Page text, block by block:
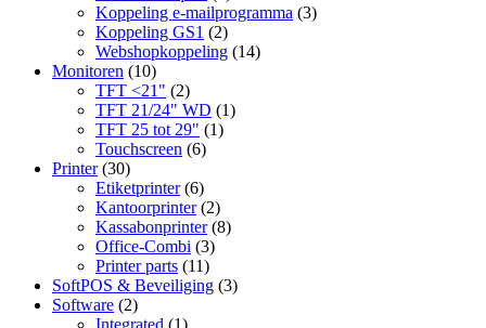
Koppeling e-mailprogramma (3)
Koppeling GS1 (2)
Webshopkoppeling (14)
Monitoren (10)
TFT <21" (2)
TFT 21/24" WD (1)
TFT 25 tot 29" (1)
Touchscreen (6)
Printer (30)
Etiketprinter (6)
Kantoorprinter (2)
Kassabonprinter (8)
Office-Combi (3)
Printer parts (11)
SoftPOS & Beveiliging (3)
Software (2)